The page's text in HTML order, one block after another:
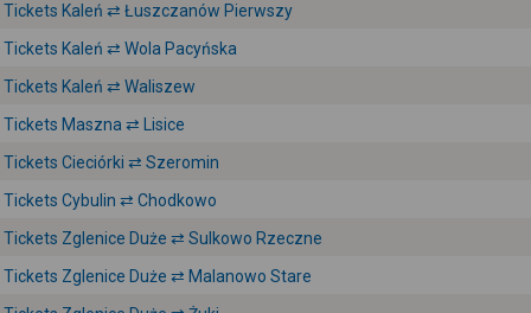
Tickets Kaleń ⇄ Łuszczanów Pierwszy
Tickets Kaleń ⇄ Wola Pacyńska
Tickets Kaleń ⇄ Waliszew
Tickets Maszna ⇄ Lisice
Tickets Cieciórki ⇄ Szeromin
Tickets Cybulin ⇄ Chodkowo
Tickets Zglenice Duże ⇄ Sulkowo Rzeczne
Tickets Zglenice Duże ⇄ Malanowo Stare